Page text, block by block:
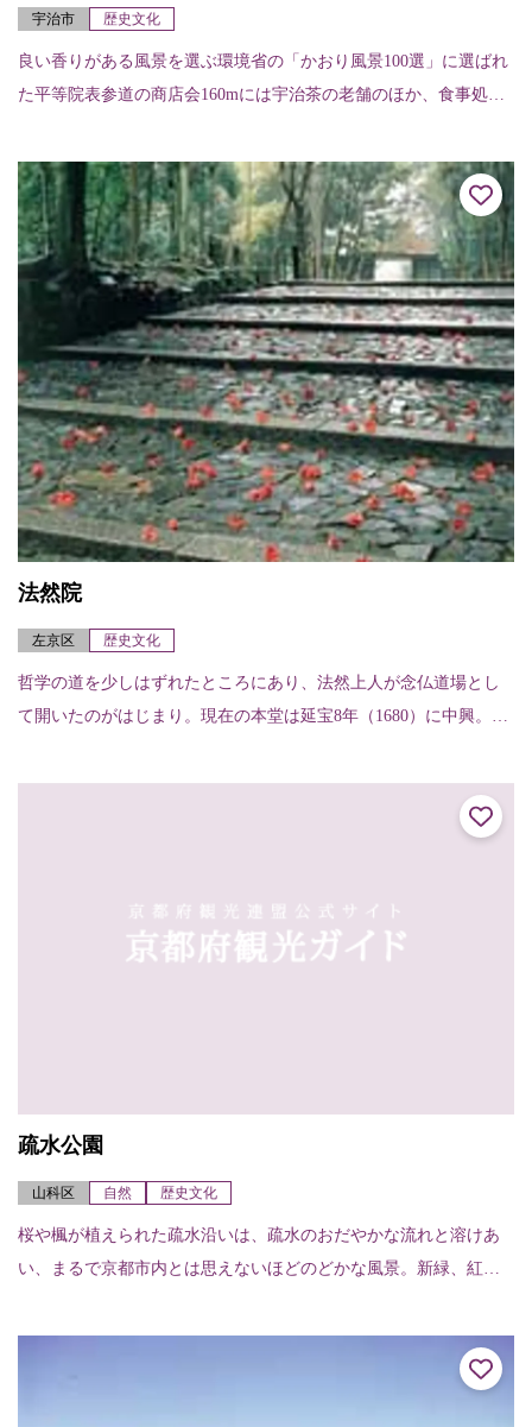
宇治市 歴史文化
良い香りがある風景を選ぶ環境省の「かおり風景100選」に選ばれ
た平等院表参道の商店会160mには宇治茶の老舗のほか、食事処、
りが漂っている。
法然院
左京区 歴史文化
哲学の道を少しはずれたところにあり、法然上人が念仏道場とし
て開いたのがはじまり。現在の本堂は延宝8年（1680）に中興。苔
む景色はまさに...
疏水公園
山科区 自然 歴史文化
桜や楓が植えられた疏水沿いは、疏水のおだやかな流れと溶けあ
い、まるで京都市内とは思えないほどのどかな風景。新緑、紅葉
桜に染まる春は、見事...